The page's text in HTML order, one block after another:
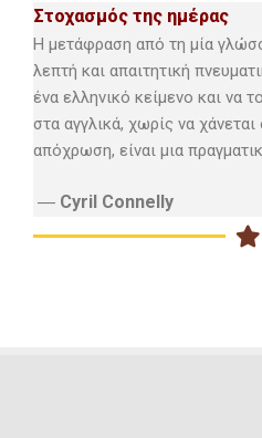
Στοχασμός της ημέρας
Η μετάφραση από τη μία
λεπτή και απαιτητική
ένα ελληνικό κείμενο και να
στα αγγλικά, χωρίς να
απόχρωση, είναι μια
― Cyril Connelly